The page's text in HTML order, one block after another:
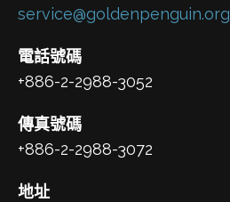
service@goldenpenguin.org
電話號碼
+886-2-2988-3052
傳真號碼
+886-2-2988-3072
地址